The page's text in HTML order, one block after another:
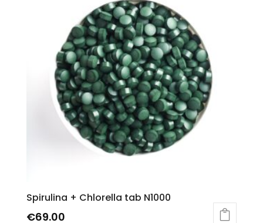
Spirulina + Chlorella tab N1000
€69.00